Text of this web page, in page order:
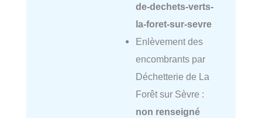
de-dechets-verts-
la-foret-sur-sevre
Enlèvement des
encombrants par
Déchetterie de La
Forêt sur Sèvre :
non renseigné